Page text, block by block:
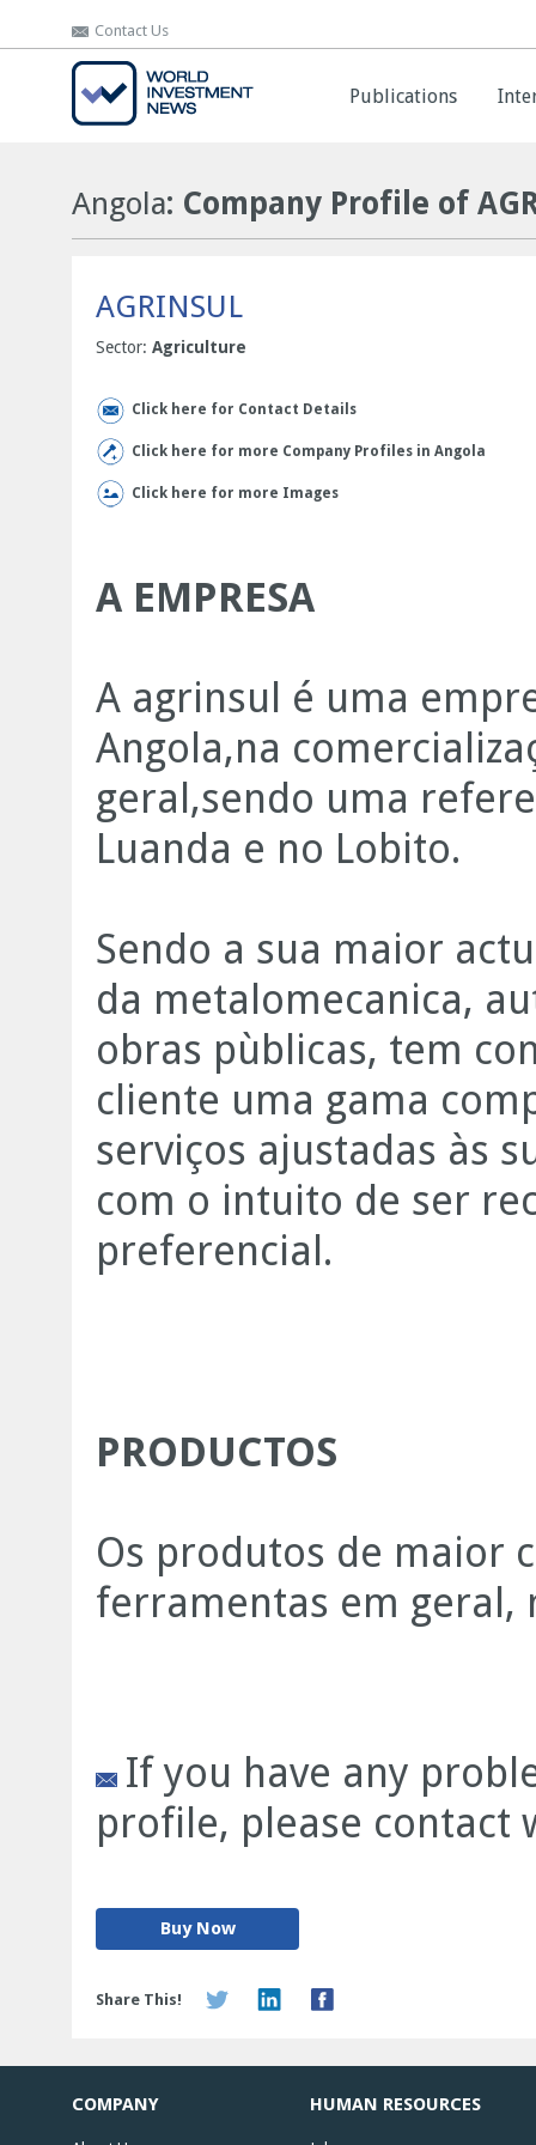
Contact Us
Publications
Contact Us
Publications
Angola: Company Profile of
AGRINSUL
Sector: Agriculture
Click here for Contact Details
Click here for more Company Profiles in Angola
Click here for more Images
A EMPRESA
A agrinsul é uma
Angola,na
geral,sendo uma
Luanda e no Lobito.
Sendo a sua maior
da metalomecanica,
obras pùblicas, tem
cliente uma gama
serviços ajustadas às
com o intuito de ser
preferencial.
PRODUCTOS
Os produtos de maior
ferramentas em geral,
If you have any
profile, please contact
Buy Now
Share This!
COMPANY HUMAN RESOURCES